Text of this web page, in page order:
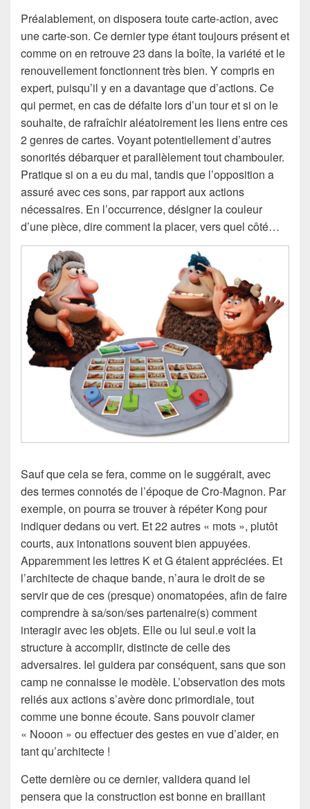
Préalablement, on disposera toute carte-action, avec
une carte-son. Ce dernier type étant toujours présent et
comme on en retrouve 23 dans la boîte, la variété et le
renouvellement fonctionnent très bien. Y compris en
expert, puisqu’il y en a davantage que d’actions. Ce
qui permet, en cas de défaite lors d’un tour et si on le
souhaite, de rafraîchir aléatoirement les liens entre ces
2 genres de cartes. Voyant potentiellement d’autres
sonorités débarquer et parallèlement tout chambouler.
Pratique si on a eu du mal, tandis que l’opposition a
assuré avec ces sons, par rapport aux actions
nécessaires. En l’occurrence, désigner la couleur
d’une pièce, dire comment la placer, vers quel côté…
Sauf que cela se fera, comme on le suggérait, avec
des termes connotés de l’époque de Cro-Magnon. Par
exemple, on pourra se trouver à répéter Kong pour
indiquer dedans ou vert. Et 22 autres « mots », plutôt
courts, aux intonations souvent bien appuyées.
Apparemment les lettres K et G étaient appréciées. Et
l’architecte de chaque bande, n’aura le droit de se
servir que de ces (presque) onomatopées, afin de faire
comprendre à sa/son/ses partenaire(s) comment
interagir avec les objets. Elle ou lui seul.e voit la
structure à accomplir, distincte de celle des
adversaires. Iel guidera par conséquent, sans que son
camp ne connaisse le modèle. L’observation des mots
reliés aux actions s’avère donc primordiale, tout
comme une bonne écoute. Sans pouvoir clamer
« Nooon » ou effectuer des gestes en vue d’aider, en
tant qu’architecte !
Cette dernière ou ce dernier, validera quand iel
pensera que la construction est bonne en braillant